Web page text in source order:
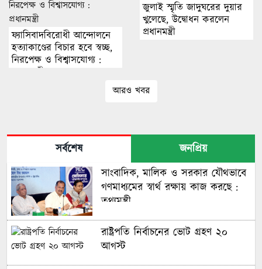
ফ্যাসিবাদবিরোধী আন্দোলনে
হত্যাকাণ্ডের বিচার হবে স্বচ্ছ,
নিরপেক্ষ ও বিশ্বাসযোগ্য :
প্রধানমন্ত্রী
জুলাই স্মৃতি জাদুঘরের দুয়ার
খুলেছে, উদ্বোধন করলেন
প্রধানমন্ত্রী
আরও খবর
সর্বশেষ
জনপ্রিয়
সাংবাদিক, মালিক ও সরকার যৌথভাবে
গণমাধ্যমের স্বার্থ রক্ষায় কাজ করছে :
তথ্যমন্ত্রী
রাষ্ট্রপতি নির্বাচনের ভোট গ্রহণ ২০
আগস্ট